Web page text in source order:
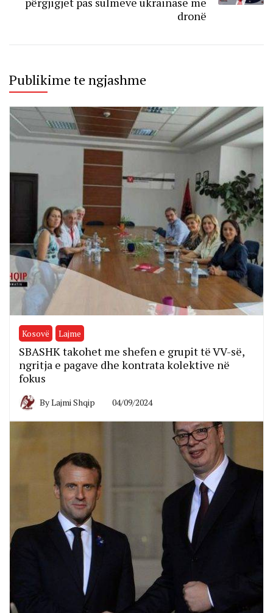
dronë
Publikime te ngjashme
Kosovë Lajme
SBASHK takohet me shefen e grupit të VV-së,
ngritja e pagave dhe kontrata kolektive në
fokus
ByLajmi Shqip 04/09/2024